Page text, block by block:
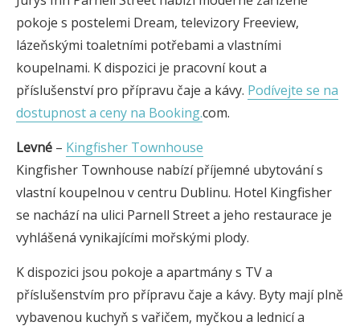
pokoje s postelemi Dream, televizory Freeview,
lázeňskými toaletními potřebami a vlastními
koupelnami. K dispozici je pracovní kout a
příslušenství pro přípravu čaje a kávy. Podívejte se na
dostupnost a ceny na Booking.com.
Levné – Kingfisher Townhouse
Kingfisher Townhouse nabízí příjemné ubytování s
vlastní koupelnou v centru Dublinu. Hotel Kingfisher
se nachází na ulici Parnell Street a jeho restaurace je
vyhlášená vynikajícími mořskými plody.
K dispozici jsou pokoje a apartmány s TV a
příslušenstvím pro přípravu čaje a kávy. Byty mají plně
vybavenou kuchyň s vařičem, myčkou a lednicí a